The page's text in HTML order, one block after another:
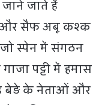
जाने जाते हैं
और सैफ अबू कश्क
स्पेन में संगठन
पट्टी में हमास
बेड़े के नेताओं और